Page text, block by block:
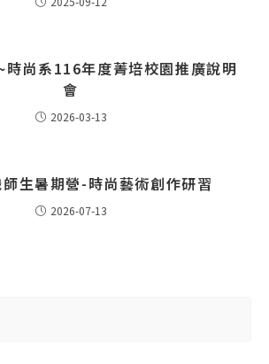
時尚系116年度菁培校園推廣說明
會
2026-03-13
生暑期營-時尚藝術創作研習
2026-07-13